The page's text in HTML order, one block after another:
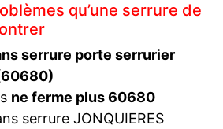
qu’une serrure de
serrure porte serrurier
ne ferme plus 60680
serrure JONQUIERES